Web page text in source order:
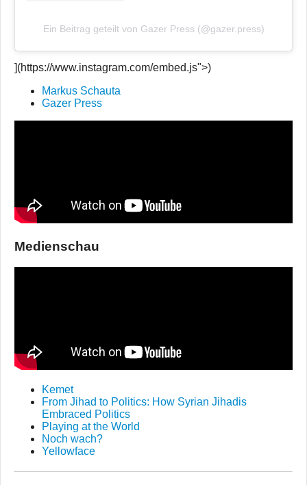
Ein Beitrag geteilt von Gazer Press (@gazer.press)
](https://www.instagram.com/embed.js">)
Markus Schauta
Gazer Press
Medienschau
Kemet
From Jihad to Politics: How Syrian Jihadis
Embraced Politics
Playing at the World
Noch wach?
Yellowface